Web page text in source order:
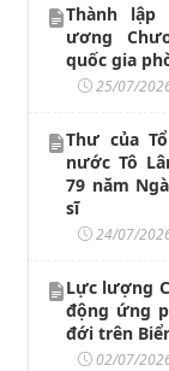
Thành lập
ương
quốc gia
25/07/
Thư của
nước Tô
79 năm
sĩ
24/07/
Lực lượng
động ứng
đới trên
02/07/